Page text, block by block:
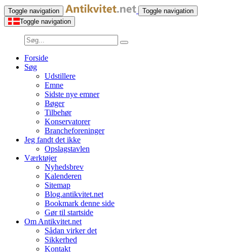
Toggle navigation
Toggle navigation
Toggle navigation
Forside
Søg
Udstillere
Emne
Sidste nye emner
Bøger
Tilbehør
Konservatorer
Brancheforeninger
Jeg fandt det ikke
Opslagstavlen
Værktøjer
Nyhedsbrev
Kalenderen
Sitemap
Blog.antikvitet.net
Bookmark denne side
Gør til startside
Om Antikvitet.net
Sådan virker det
Sikkerhed
Kontakt